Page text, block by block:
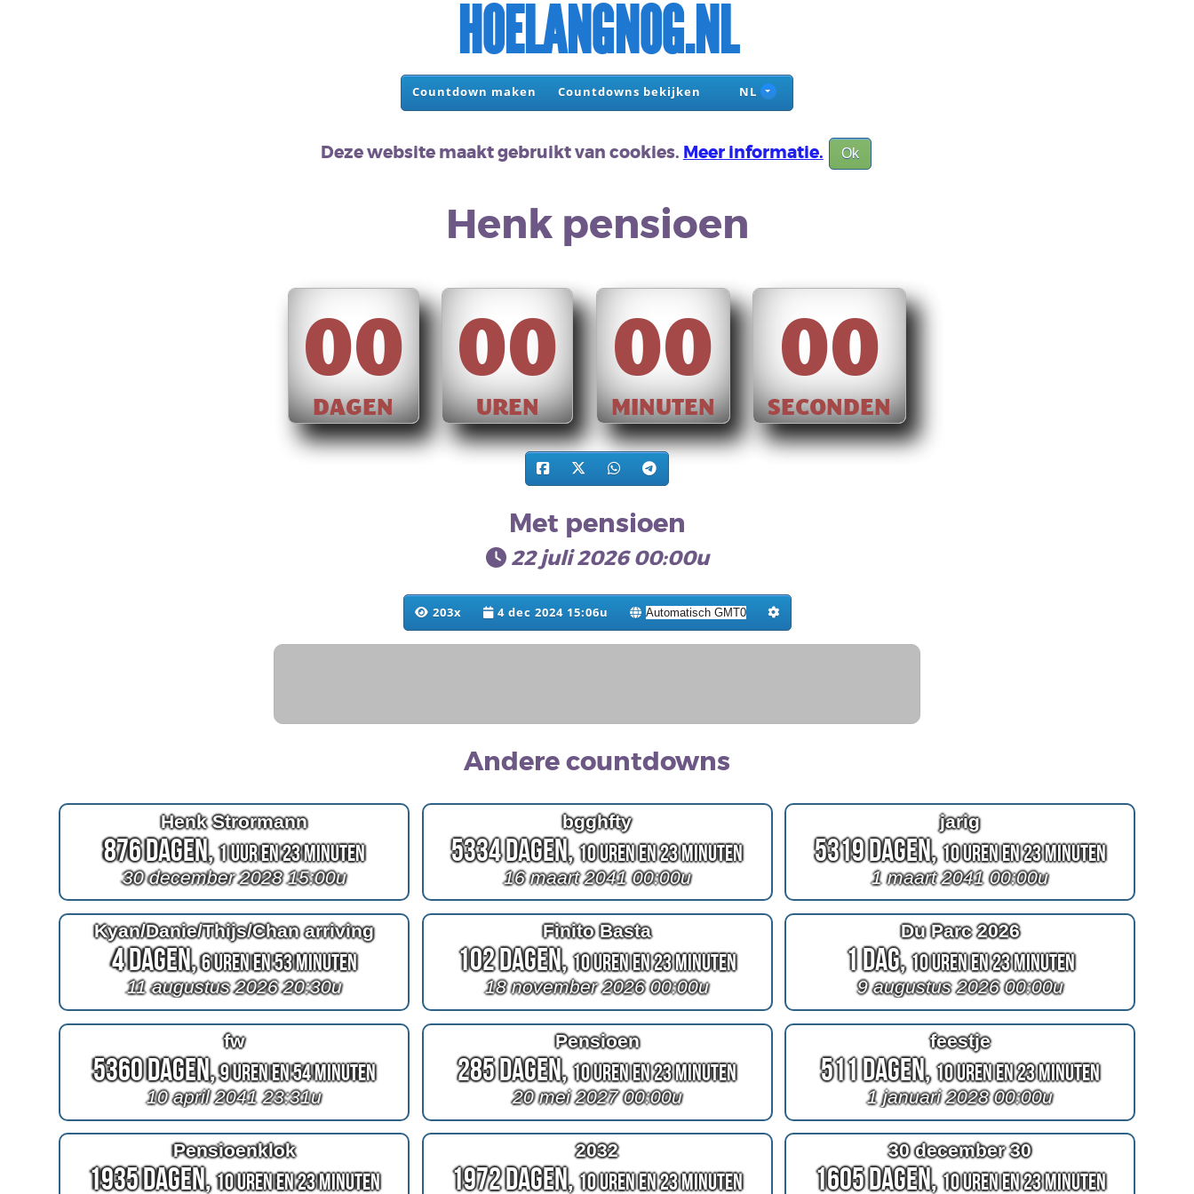
HOELANGNOG.NL
Countdown maken Countdowns bekijken NL
Deze website maakt gebruikt van cookies. Meer informatie. Ok
Henk pensioen
00
DAGEN
00
UREN
00
MINUTEN
00
SECONDEN
Met pensioen
22 juli 2026 00:00u
203x 4 dec 2024 15:06u
Andere countdowns
Henk Strormann
876 Dagen,1 Uur en 23 Minuten
30 december 2028 15:00u
bgghfty
5334 Dagen,10 Uren en 23 Minuten
16 maart 2041 00:00u
jarig
5319 Dagen,10 Uren en 23 Minuten
1 maart 2041 00:00u
Kyan/Danie/Thijs/Chan arriving
4 Dagen,6 Uren en 53 Minuten
11 augustus 2026 20:30u
Finito Basta
102 Dagen,10 Uren en 23 Minuten
18 november 2026 00:00u
Du Parc 2026
1 Dag,10 Uren en 23 Minuten
9 augustus 2026 00:00u
fw
5360 Dagen,9 Uren en 54 Minuten
10 april 2041 23:31u
Pensioen
285 Dagen,10 Uren en 23 Minuten
20 mei 2027 00:00u
feestje
511 Dagen,10 Uren en 23 Minuten
1 januari 2028 00:00u
Pensioenklok
1935 Dagen,10 Uren en 23 Minuten
2032
1972 Dagen,10 Uren en 23 Minuten
30 december 30
1605 Dagen,10 Uren en 23 Minuten